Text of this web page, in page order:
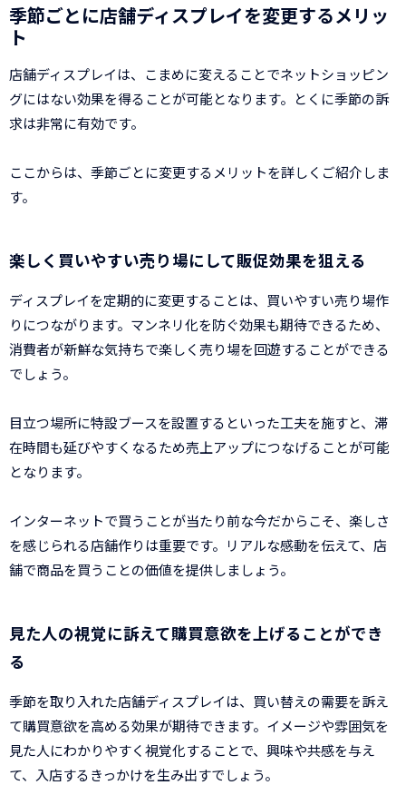
季節ごとに店舗ディスプレイを変更するメリッ
ト
店舗ディスプレイは、こまめに変えることでネットショッピン
グにはない効果を得ることが可能となります。とくに季節の訴
求は非常に有効です。
ここからは、季節ごとに変更するメリットを詳しくご紹介しま
す。
楽しく買いやすい売り場にして販促効果を狙える
ディスプレイを定期的に変更することは、買いやすい売り場作
りにつながります。マンネリ化を防ぐ効果も期待できるため、
消費者が新鮮な気持ちで楽しく売り場を回遊することができる
でしょう。
目立つ場所に特設ブースを設置するといった工夫を施すと、滞
在時間も延びやすくなるため売上アップにつなげることが可能
となります。
インターネットで買うことが当たり前な今だからこそ、楽しさ
を感じられる店舗作りは重要です。リアルな感動を伝えて、店
舗で商品を買うことの価値を提供しましょう。
見た人の視覚に訴えて購買意欲を上げることができ
る
季節を取り入れた店舗ディスプレイは、買い替えの需要を訴え
て購買意欲を高める効果が期待できます。イメージや雰囲気を
見た人にわかりやすく視覚化することで、興味や共感を与え
て、入店するきっかけを生み出すでしょう。